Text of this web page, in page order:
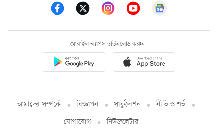
মোবাইল অ্যাপস ডাউনলোড করুন
আমাদের সম্পর্কে বিজ্ঞাপন সার্কুলেশন
নীতি ও শর্ত
যোগাযোগ
নিউজলেটার